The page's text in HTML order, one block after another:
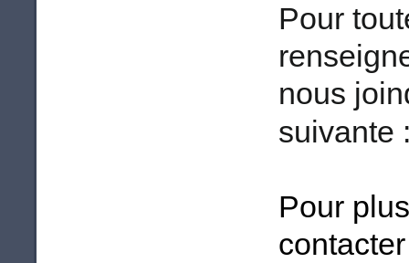
Pour
nous
suivante
Pour